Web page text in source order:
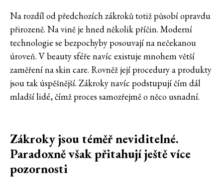
Na rozdíl od předchozích zákroků totiž působí opravdu
přirozeně. Na vině je hned několik příčin. Moderní
technologie se bezpochyby posouvají na nečekanou
úroveň. V beauty sféře navíc existuje mnohem větší
zaměření na skin care. Rovněž její procedury a produkty
jsou tak úspěšnější. Zákroky navíc podstupují čím dál
mladší lidé, čímž proces samozřejmě o něco usnadní.
Zákroky jsou téměř neviditelné.
Paradoxně však přitahují ještě více
pozornosti